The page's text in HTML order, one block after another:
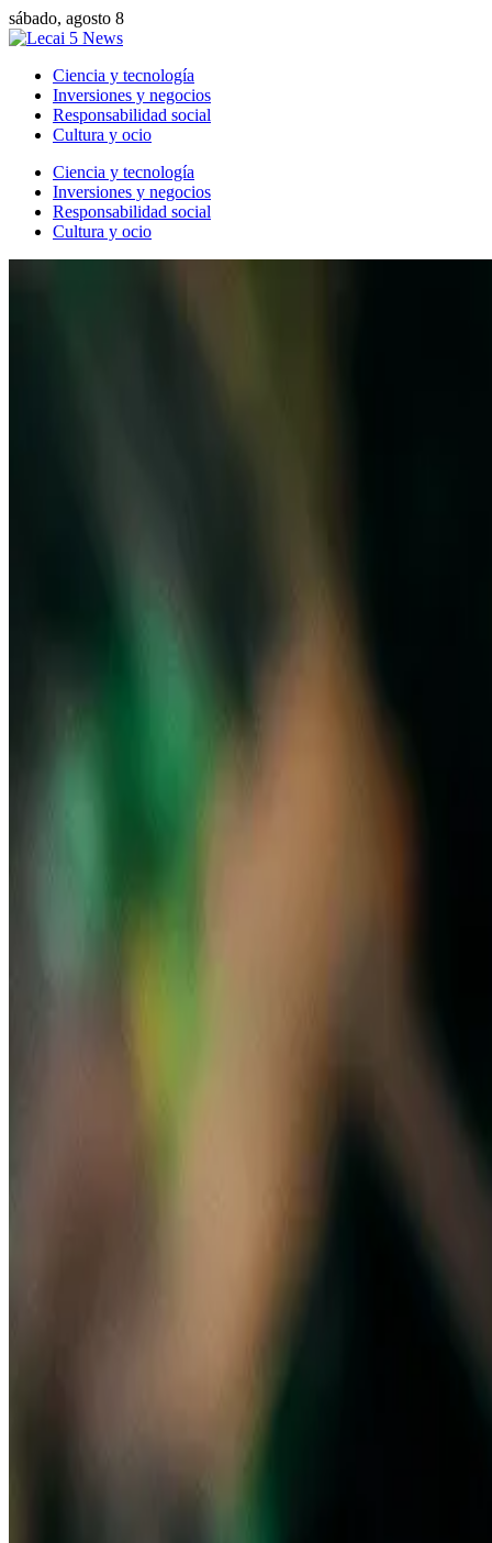
sábado, agosto 8
Ciencia y tecnología
Inversiones y negocios
Responsabilidad social
Cultura y ocio
Ciencia y tecnología
Inversiones y negocios
Responsabilidad social
Cultura y ocio